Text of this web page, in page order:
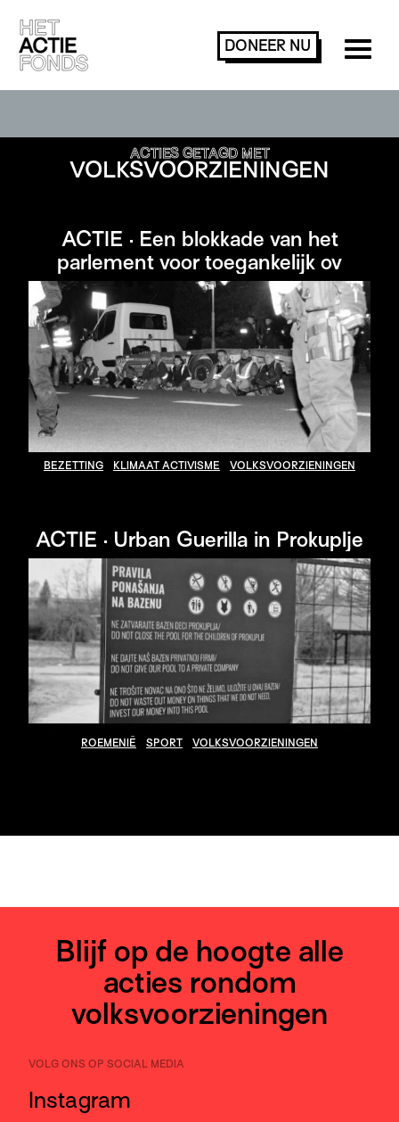
DONEER NU
ACTIES GETAGD MET
VOLKSVOORZIENINGEN
ACTIE · Een blokkade van het
parlement voor toegankelijk ov
BEZETTING KLIMAAT ACTIVISME VOLKSVOORZIENINGEN
ACTIE · Urban Guerilla in Prokuplje
ROEMENIË SPORT VOLKSVOORZIENINGEN
Blijf op de hoogte alle
acties rondom
volksvoorzieningen
VOLG ONS OP SOCIAL MEDIA
Instagram